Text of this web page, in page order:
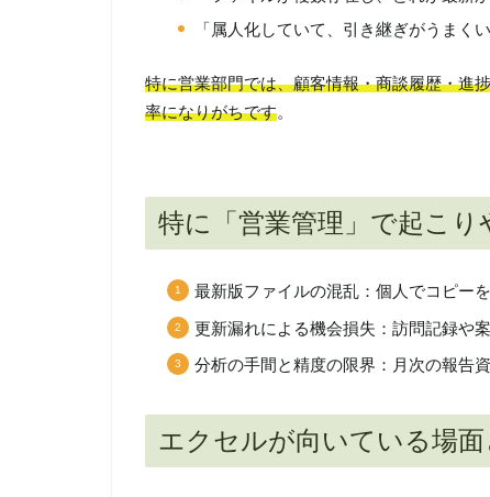
「属人化していて、引き継ぎがうまくい
特に営業部門では、顧客情報・商談履歴・進
率になりがちです。
特に「営業管理」で起こ
最新版ファイルの混乱 ：個人でコピー
更新漏れによる機会損失 ：訪問記録や
分析の手間と精度の限界 ：月次の報告
エクセルが向いている場